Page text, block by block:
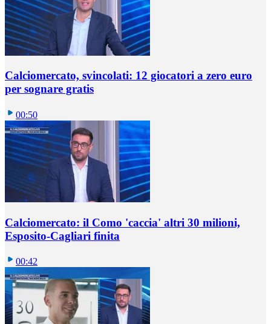
Calciomercato, svincolati: 12 giocatori a zero euro
per sognare gratis
00:50
Calciomercato: il Como 'caccia' altri 30 milioni,
Esposito-Cagliari finita
00:42